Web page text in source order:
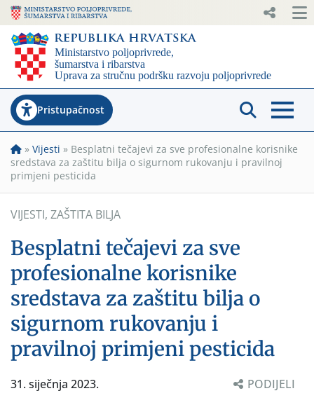
Pristupačnost
» Vijesti » Besplatni tečajevi za sve profesionalne korisnike
sredstava za zaštitu bilja o sigurnom rukovanju i pravilnoj
primjeni pesticida
VIJESTI, ZAŠTITA BILJA
Besplatni tečajevi za sve
profesionalne korisnike
sredstava za zaštitu bilja o
sigurnom rukovanju i
pravilnoj primjeni pesticida
31. siječnja 2023. PODIJELI